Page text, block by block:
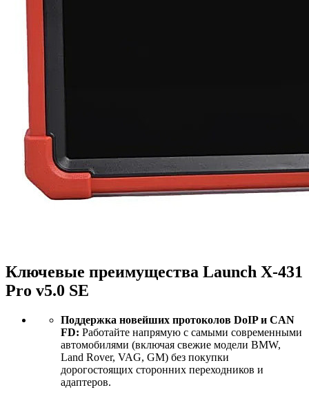
Ключевые преимущества Launch X-431
Pro v5.0 SE
Поддержка новейших протоколов DoIP и CAN
FD: Работайте напрямую с самыми современными
автомобилями (включая свежие модели BMW,
Land Rover, VAG, GM) без покупки
дорогостоящих сторонних переходников и
адаптеров.